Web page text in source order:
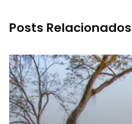
Posts Relacionados